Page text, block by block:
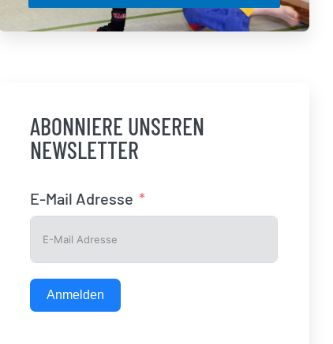
ABONNIERE UNSEREN
NEWSLETTER
E-Mail Adresse
Anmelden